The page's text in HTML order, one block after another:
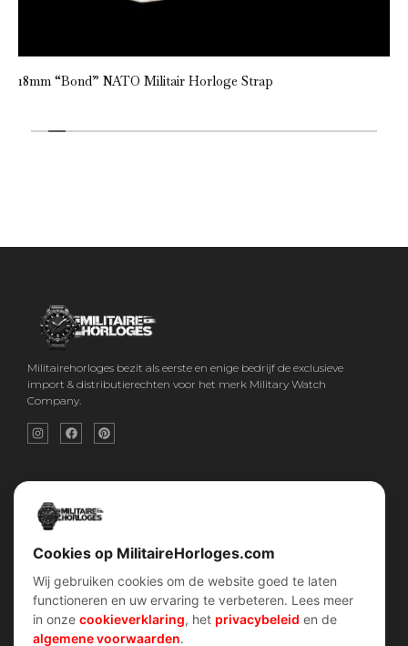
18mm “Bond” NATO Militair Horloge Strap
Militairehorloges bezit als eerste en enige bedrijf de exclusieve
import & distributierechten voor het merk Military Watch
Company.
Snel menu
Home
Over ons
Contact
Shop
Categorieën
klantenservice
Verzend & retour
Garantiebeleid
Privacybeleid
Verhalen
Duikers horloges
Cookies op MilitaireHorloges.com
Wij gebruiken cookies om de website goed te laten
functioneren en uw ervaring te verbeteren. Lees meer
in onze cookieverklaring, het privacybeleid en de
algemene voorwaarden.